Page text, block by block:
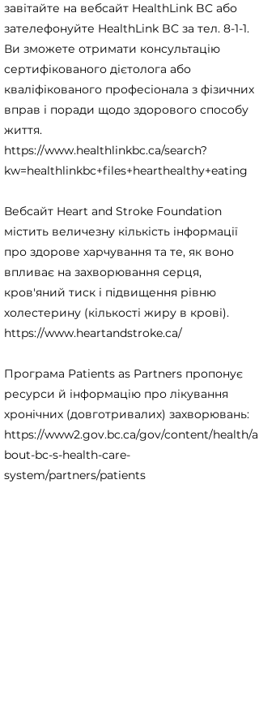
завітайте на вебсайт HealthLink BC або
зателефонуйте HealthLink BC за тел. 8-1-1.
Ви зможете отримати консультацію
сертифікованого дієтолога або
кваліфікованого професіонала з фізичних
вправ і поради щодо здорового способу
життя.
https://www.healthlinkbc.ca/search?
kw=healthlinkbc+files+hearthealthy+eating
Вебсайт Heart and Stroke Foundation
містить величезну кількість інформації
про здорове харчування та те, як воно
впливає на захворювання серця,
кров'яний тиск і підвищення рівню
холестерину (кількості жиру в крові).
https://www.heartandstroke.ca/
Програма Patients as Partners пропонує
ресурси й інформацію про лікування
хронічних (довготривалих) захворювань:
https://www2.gov.bc.ca/gov/content/health/a
bout-bc-s-health-care-
system/partners/patients